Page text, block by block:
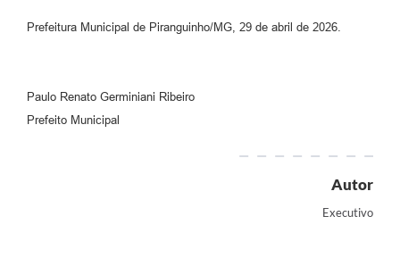
Prefeitura Municipal de Piranguinho/MG, 29 de abril de 2026.
Paulo Renato Germiniani Ribeiro
Prefeito Municipal
Autor
Executivo